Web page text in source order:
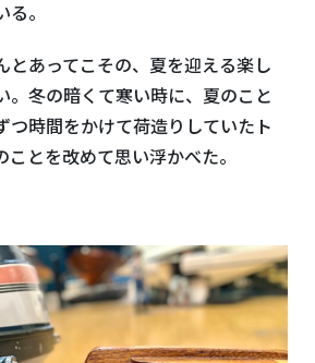
。
とあってこその、夏を迎える楽し
。冬の暗くて寒い時に、夏のこと
つ時間をかけて荷造りしていたト
とを改めて思い浮かべた。